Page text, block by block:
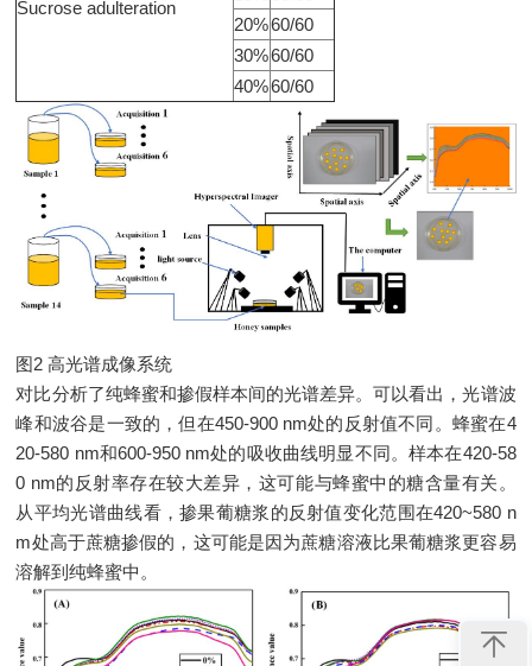
Sucrose adulteration
20%60/60
30%60/60
40%60/60
图2 高光谱成像系统
对比分析了纯蜂蜜和掺假样本间的光谱差异。可以看出，光谱波
峰和波谷是一致的，但在450-900 nm处的反射值不同。蜂蜜在4
20-580 nm和600-950 nm处的吸收曲线明显不同。样本在420-58
0 nm的反射率存在较大差异，这可能与蜂蜜中的糖含量有关。
从平均光谱曲线看，掺果葡糖浆的反射值变化范围在420~580 n
m处高于蔗糖掺假的，这可能是因为蔗糖溶液比果葡糖浆更容易
溶解到纯蜂蜜中。